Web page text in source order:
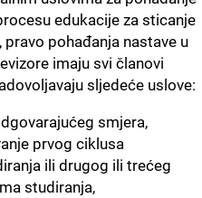
edukacije za sticanje
pohađanja nastave u
imaju svi članovi
sljedeće uslove:
smjera,
prvog ciklusa
ili drugog ili trećeg
studiranja,